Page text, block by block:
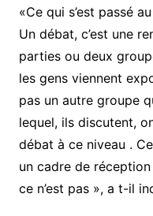
«Ce qui s’est passé
Un débat, c’est une
parties ou deux
les gens viennent
pas un autre groupe
lequel, ils discutent,
débat à ce niveau . Ce
un cadre de
ce n’est pas », a t-il